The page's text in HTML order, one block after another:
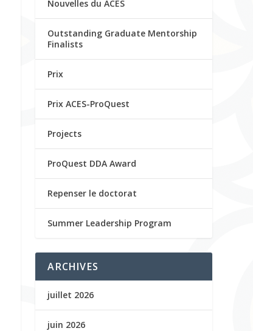
Nouvelles du ACES
Outstanding Graduate Mentorship
Finalists
Prix
Prix ACES-ProQuest
Projects
ProQuest DDA Award
Repenser le doctorat
Summer Leadership Program
ARCHIVES
juillet 2026
juin 2026